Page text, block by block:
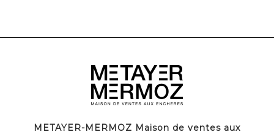
METAYER-MERMOZ Maison de ventes aux